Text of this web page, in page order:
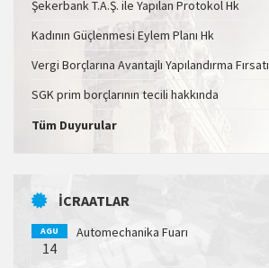
Şekerbank T.A.Ş. ile Yapılan Protokol Hk
Kadının Güçlenmesi Eylem Planı Hk
Vergi Borçlarına Avantajlı Yapılandırma Fırsatı
SGK prim borçlarının tecili hakkında
Tüm Duyurular
İCRAATLAR
AGU
14
Automechanika Fuarı